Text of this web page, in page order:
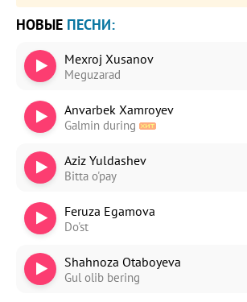
НОВЫЕ ПЕСНИ:
Mexroj Xusanov
Meguzarad
Anvarbek Xamroyev
Galmin during
Aziz Yuldashev
Bitta o'pay
Feruza Egamova
Do'st
Shahnoza Otaboyeva
Gul olib bering